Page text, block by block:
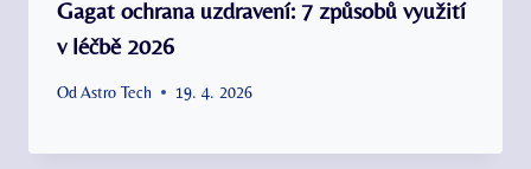
Gagat ochrana uzdravení: 7 způsobů využití
v léčbě 2026
Od Astro Tech 19. 4. 2026